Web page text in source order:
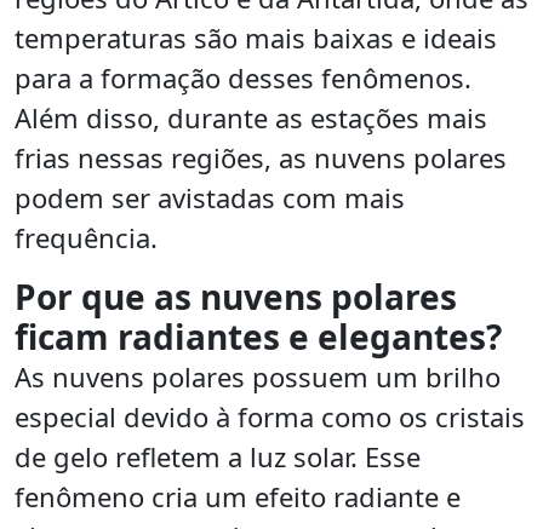
temperaturas são mais baixas e ideais
para a formação desses fenômenos.
Além disso, durante as estações mais
frias nessas regiões, as nuvens polares
podem ser avistadas com mais
frequência.
Por que as nuvens polares
ficam radiantes e elegantes?
As nuvens polares possuem um brilho
especial devido à forma como os cristais
de gelo refletem a luz solar. Esse
fenômeno cria um efeito radiante e